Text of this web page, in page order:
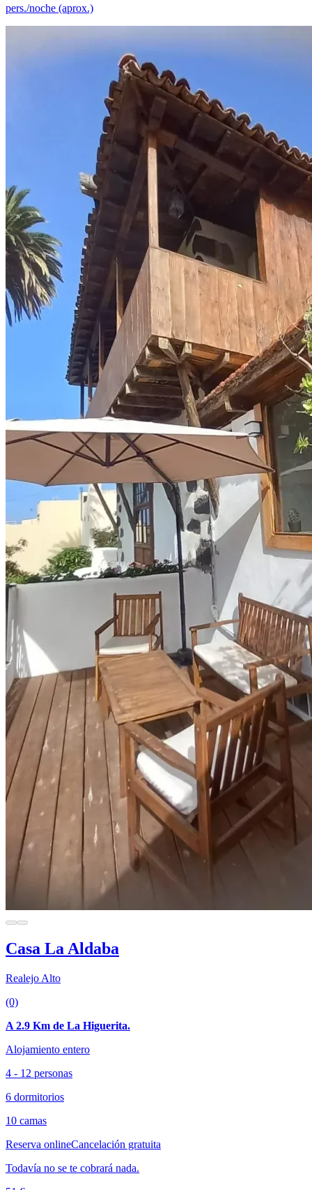
pers./noche (aprox.)
Casa La Aldaba
Realejo Alto
(0)
A 2.9 Km de La Higuerita.
Alojamiento entero
4 - 12 personas
6 dormitorios
10 camas
Reserva onlineCancelación gratuita
Todavía no se te cobrará nada.